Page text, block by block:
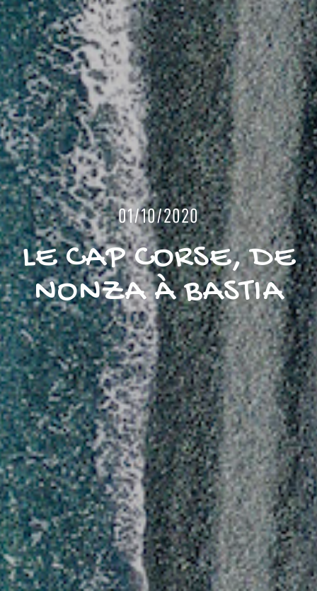
01/10/2020
LE CAP CORSE, DE
NONZA À BASTIA